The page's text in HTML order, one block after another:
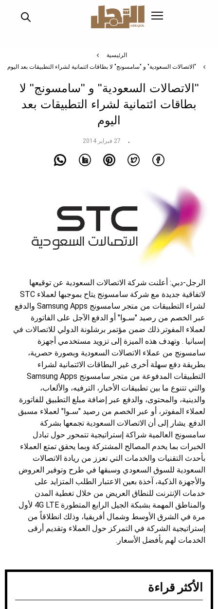
الرئيسية
"الاتصالات السعودية" و "سامسونج" لا بطاقات ائتمانية لشراء التطبيقات بعد اليوم
"الاتصالات السعودية" و "سامسونج" لا
بطاقات ائتمانية لشراء التطبيقات بعد
اليوم
27 فبراير 2014
الرجل-دبي: أعلنت شركة الاتصالات السعودية عن توقيعها
لاتفاقية جديدة مع شركة سامسونج يتاح بموجبها لعملاء STC
لشراء التطبيقات من متجر سامسونج Samsung Apps والدفع
عبر الخصم من رصيد "سـوا" أو الدفع الآجل على الفاتورة
لعملاء المفوتر.ذلك ضمن مؤتمر برشلونة الدولي للاتصالات في
إسبانيا . وتهدف هذه الميزة إلى تزويد مستخدمي أجهزة
سامسونج من عملاء الاتصالات السعودية وبصورة حصرية،
بطريقة دفع سهلة أخرى غير البطاقات الائتمانية لشراء
التطبيقات المدفوعة من متجر سامسونج Samsung Apps
والتي تتنوع ما بين تطبيقات الأخبار، الترفيه، والألعاب،
والدينية، والمحتوى، والدفع عبر إضافة مبلغ التطبيق للفاتورة
لعملاء المفوتر، أو عبر الخصم من رصيد "سـوا" لعملاء مسبق
الدفع. يشار إلى أن الاتصالات السعودية تجمعها بشركة
سامسونج العالمية شراكة إستراتيجية تتمحور حول تبادل
الخبرات بما يخدم المصالح المشتركة وبما يحقق تمتع العملاء
بأحدث التقنيات والخدمات التي تعزز من ريادة الاتصالات
السعودية للسوق السعودي وسبقها في طرح وتوفير العروض
والأجهزة الذكية، آخذة بعين الاعتبار الطلب المتزايد على
خدمات الإنترنت للنطاق العريض من خلال تغطية المدن
والمناطق المهمة بشبكة الجيل الرابع المتطورة 4G LTE لأول
مرة في الشرق الأوسط وشمال أفريقيا، وذلك انطلاقاً من
إستراتيجية الشركة في التمركز حول العملاء وتقديم أرقى
الخدمات لهم بأفضل الأسعار.
الأكثر قراءة